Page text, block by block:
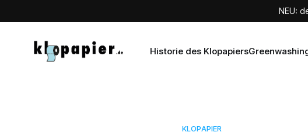
NEU:
Historie des Klopapiers
KLOPAPIER